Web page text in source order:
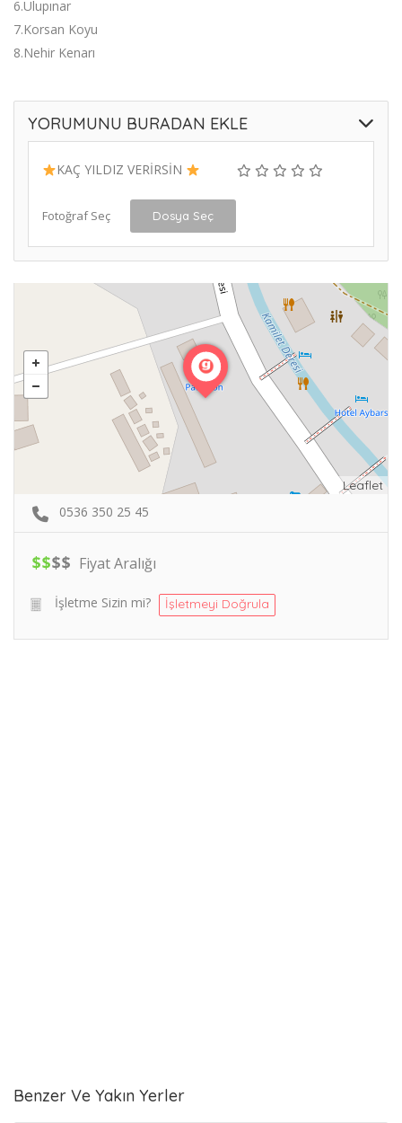
6.Ulupınar
7.Korsan Koyu
8.Nehir Kenarı
YORUMUNU BURADAN EKLE
KAÇ YILDIZ VERİRSİN
Fotoğraf Seç Dosya Seç
Leaflet
0536 350 25 45
$$$$ Fiyat Aralığı
İşletme Sizin mi? İşletmeyi Doğrula
Benzer Ve Yakın Yerler